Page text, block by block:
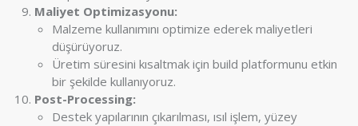
Maliyet Optimizasyonu:
Malzeme kullanımını optimize ederek maliyetleri
düşürüyoruz.
Üretim süresini kısaltmak için build platformunu etkin
bir şekilde kullanıyoruz.
Post-Processing:
Destek yapılarının çıkarılması, ısıl işlem, yüzey